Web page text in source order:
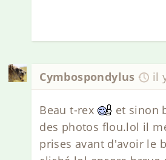
Cymbospondylus il
Beau t-rex
et sinon
des photos flou.lol il
prises avant d'avoir le